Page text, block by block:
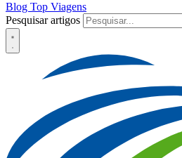
Blog Top Viagens
Pesquisar artigos